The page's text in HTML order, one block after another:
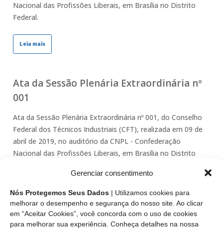
Gerenciar consentimento
Nós Protegemos Seus Dados | Utilizamos cookies para
melhorar o desempenho e segurança do nosso site. Ao clicar
em “Aceitar Cookies”, você concorda com o uso de cookies
para melhorar sua experiência. Conheça detalhes na nossa
Nacional das Profissões Liberais, em Brasília no Distrito
Federal.
Leia mais
Ata da Sessão Plenária Extraordinária nº
001
Ata da Sessão Plenária Extraordinária nº 001, do Conselho
Federal dos Técnicos Industriais (CFT), realizada em 09 de
abril de 2019, no auditório da CNPL - Confederação
Nacional das Profissões Liberais, em Brasília no Distrito
Leia mais